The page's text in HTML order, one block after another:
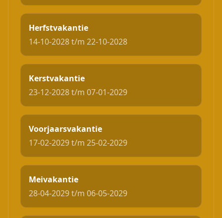
Herfstvakantie
14-10-2028 t/m 22-10-2028
Kerstvakantie
23-12-2028 t/m 07-01-2029
Voorjaarsvakantie
17-02-2029 t/m 25-02-2029
Meivakantie
28-04-2029 t/m 06-05-2029